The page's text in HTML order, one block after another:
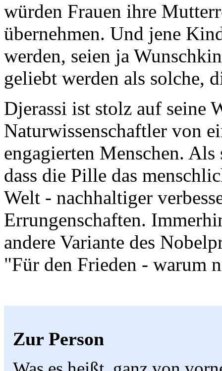
würden Frauen ihre
übernehmen. Und jene
werden, seien ja
geliebt werden als solche,
Djerassi ist stolz auf seine
Naturwissenschaftler von
engagierten Menschen.
dass die Pille das
Welt - nachhaltiger
Errungenschaften.
andere Variante des
"Für den Frieden - warum
Zur Person